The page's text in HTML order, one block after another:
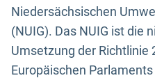
Niedersächsischen
(NUIG). Das NUIG ist die
Umsetzung der Richtlinie
Europäischen